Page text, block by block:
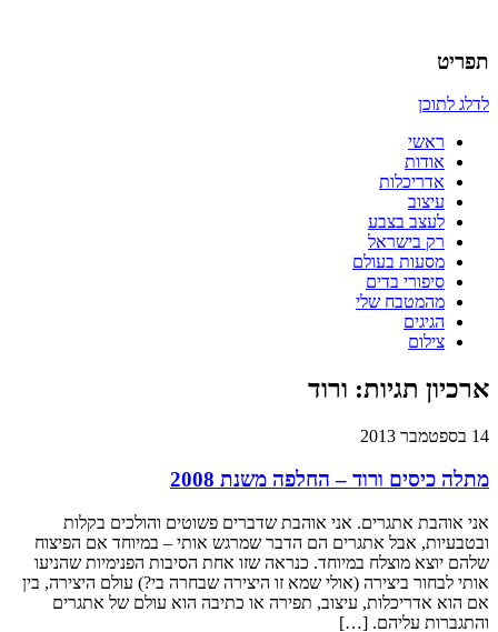
כמו אויר לנשימה – בלוג של
אדריכלית
תפריט
לדלג לתוכן
ראשי
אודות
אדריכלות
עיצוב
לעצב בצבע
רק בישראל
מסעות בעולם
סיפורי בדים
מהמטבח שלי
הגיגים
צילום
ארכיון תגיות: ורוד
14 בספטמבר 2013
מתלה כיסים ורוד – החלפה משנת 2008
אני אוהבת אתגרים. אני אוהבת שדברים פשוטים והולכים בקלות
ובטבעיות, אבל אתגרים הם הדבר שמרגש אותי – במיוחד אם הפיצוח
שלהם יוצא מוצלח במיוחד. כנראה שזו אחת הסיבות הפנימיות שהניעו
אותי לבחור ביצירה (אולי שמא זו היצירה שבחרה בי?) עולם היצירה, בין
אם הוא אדריכלות, עיצוב, תפירה או כתיבה הוא עולם של אתגרים
והתגברות עליהם. […]